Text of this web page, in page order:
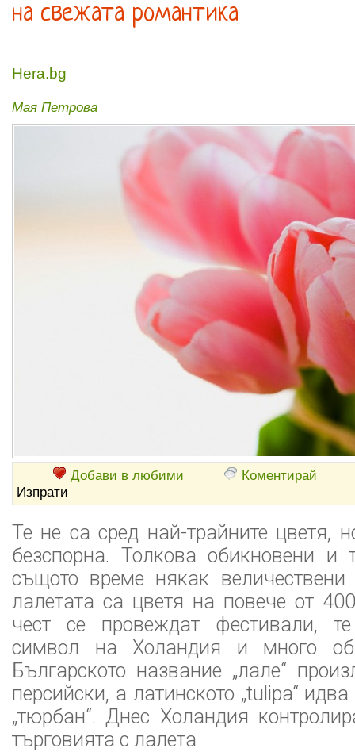
на свежата романтика
Hera.bg
Мая Петрова
Добави в любими
Коментирай
Изпрати
Те не са сред най-трайните цветя,
безспорна. Толкова обикновени и
същото време някак величествени
лалетата са цветя на повече от
чест се провеждат фестивали,
символ на Холандия и много
Българското название „лале“
персийски, а латинското „tulipa“
„тюрбан“. Днес Холандия
търговията с лалета